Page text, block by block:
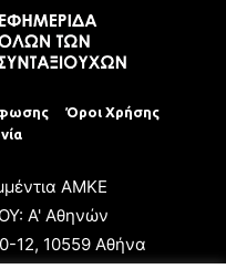
Όροι Χρήσης
ΑΜΚΕ
Α' Αθηνών
12, 10559 Αθήνα